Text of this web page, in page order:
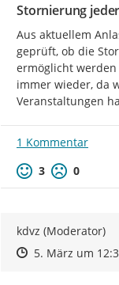
Stornierung
Aus aktuellem
geprüft, ob die
ermöglicht
immer wieder, da
Veranstaltungen
1 Kommentar
3
0
kdvz (Moderator)
Zeitpunkt des
Zeitpunkt des
5. März um